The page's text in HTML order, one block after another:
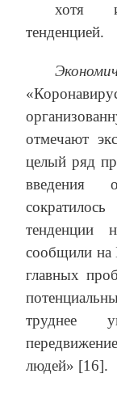
хотя и
тенденцией.
отмечают
целый ряд
введения
тенденции
сообщили на
главных
труднее
людей» [16].